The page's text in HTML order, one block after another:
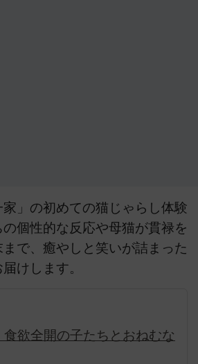
」の初めての猫じゃらし体験
個性的な反応や母猫が貫禄を
で、癒やしと笑いが詰まった
けします。
食欲全開の子たちとおねむな